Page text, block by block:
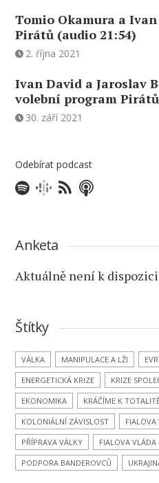
Tomio Okamura a
Pirátů (audio 21:54)
2. října 2021
Ivan David a Jaroslav
volební program
30. září 2021
Odebírat podcast
Anketa
Aktuálně není k
Štítky
VÁLKA MANIPULACE A LŽI
ENERGETICKÁ KRIZE
KRIZE
EKONOMIKA
KRÁČÍME K
KOLONIÁLNÍ ZÁVISLOST
FIALOVA
PŘÍPRAVA VÁLKY
FIALOVA VLÁDA
PODPORA BANDEROVCŮ